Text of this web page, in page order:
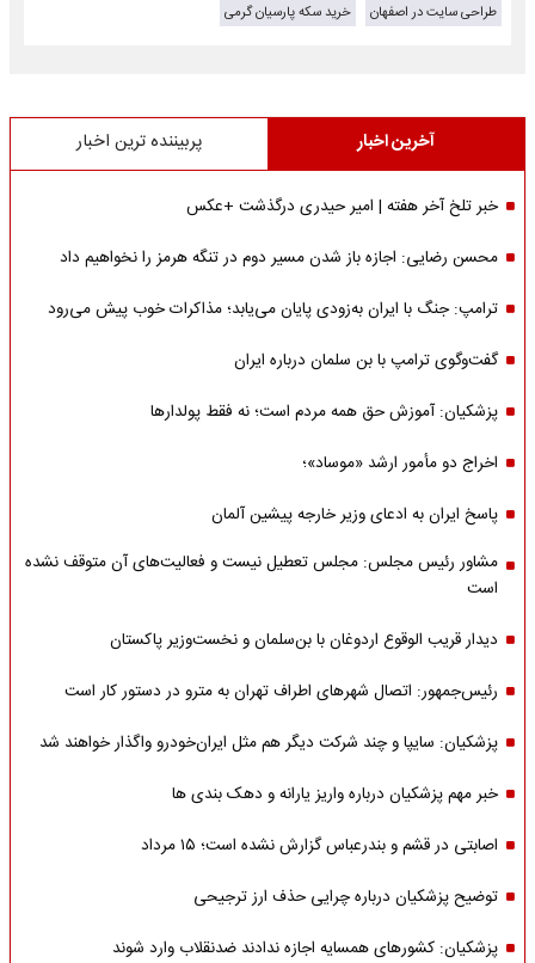
طراحی سایت در اصفهان
خرید سکه پارسیان گرمی
آخرین اخبار پربیننده ترین اخبار
خبر تلخ آخر هفته | امیر حیدری درگذشت +عکس
محسن رضایی: اجازه باز شدن مسیر دوم در تنگه هرمز را نخواهیم داد
ترامپ: جنگ با ایران به‌زودی پایان می‌یابد؛ مذاکرات خوب پیش می‌رود
گفت‌وگوی ترامپ با بن سلمان درباره ایران
پزشکیان: آموزش حق همه مردم است؛ نه فقط پولدارها
اخراج دو مأمور ارشد «موساد»؛
پاسخ ایران به ادعای وزیر خارجه پیشین آلمان
مشاور رئیس مجلس: مجلس تعطیل نیست و فعالیت‌های آن متوقف نشده
است
دیدار قریب الوقوع اردوغان با بن‌سلمان و نخست‌وزیر پاکستان
رئیس‌جمهور: اتصال شهرهای اطراف تهران به مترو در دستور کار است
پزشکیان: سایپا و چند شرکت دیگر هم مثل ایران‌خودرو واگذار خواهند شد
خبر مهم پزشکیان درباره واریز یارانه و دهک بندی ها
اصابتی در قشم و بندرعباس گزارش نشده است؛ ۱۵ مرداد
توضیح پزشکیان درباره چرایی حذف ارز ترجیحی
پزشکیان: کشورهای همسایه اجازه ندادند ضدنقلاب وارد شوند